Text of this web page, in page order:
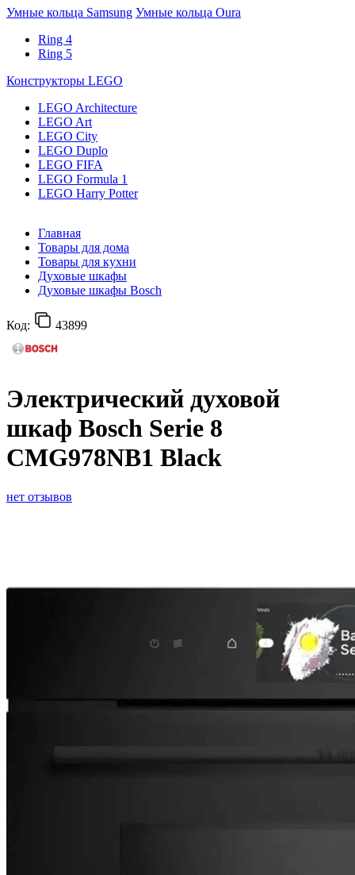
Умные кольца Samsung Умные кольца Oura
Ring 4
Ring 5
Конструкторы LEGO
LEGO Architecture
LEGO Art
LEGO City
LEGO Duplo
LEGO FIFA
LEGO Formula 1
LEGO Harry Potter
Главная
Товары для дома
Товары для кухни
Духовые шкафы
Духовые шкафы Bosch
Код: 43899
Электрический духовой
шкаф Bosch Serie 8
CMG978NB1 Black
нет отзывов